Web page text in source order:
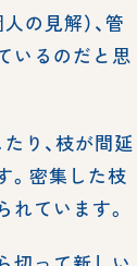
の見解）、管
いるのだと思
り、枝が間延
。密集した枝
ています。